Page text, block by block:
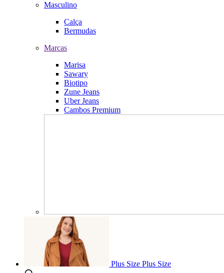
Masculino
Calça
Bermudas
Marcas
Marisa
Sawary
Biotipo
Zune Jeans
Uber Jeans
Cambos Premium
Plus Size Plus Size